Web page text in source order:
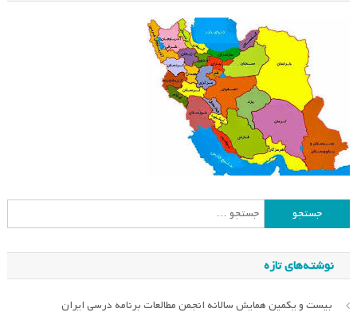
جستجو
برای:
نوشته‌های تازه
بیست و یکمین همایش سالانه انجمن مطالعات برنامه درسی ایران